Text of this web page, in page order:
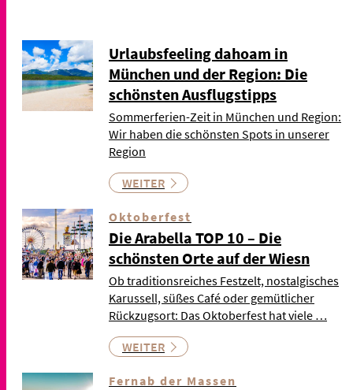
Urlaubsfeeling dahoam in
München und der Region: Die
schönsten Ausflugstipps
Sommerferien-Zeit in München und Region:
Wir haben die schönsten Spots in unserer
Region
WEITER
Oktoberfest
Die Arabella TOP 10 – Die
schönsten Orte auf der Wiesn
Ob traditionsreiches Festzelt, nostalgisches
Karussell, süßes Café oder gemütlicher
Rückzugsort: Das Oktoberfest hat viele …
WEITER
Fernab der Massen